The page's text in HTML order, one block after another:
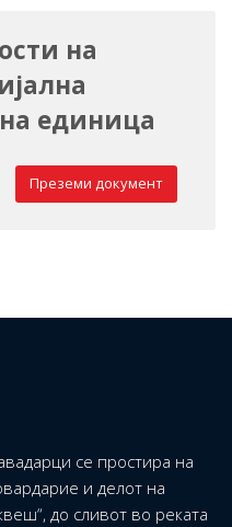
на
единица
Преземи документ
се простира на
и делот на
до сливот во реката